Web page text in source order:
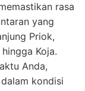
rasa
yang
Priok,
Koja.
Anda,
kondisi